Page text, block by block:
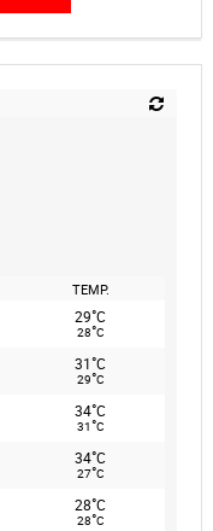
TEMP.
29°C
28°C
31°C
29°C
34°C
31°C
34°C
27°C
28°C
28°C